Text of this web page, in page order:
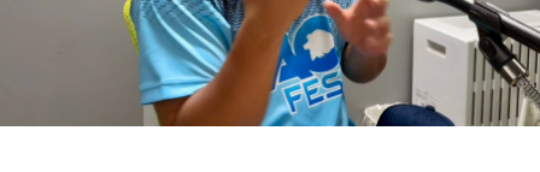
----------------------------------------------------
この日の放送をradikoタイムフリーで聴く
※放送エリア外の方は、プレミアム会員の登録でご利用いた
――以前から痛みはあったのでしょうか？
山田「痛みがない範囲でできていたのですが、痛みの場所が
動いてしまって、数ミリでも痛みの場所が動くだけで痛みが
変わってくるので」